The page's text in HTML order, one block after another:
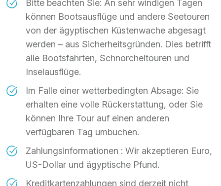
Bitte beachten Sie: An sehr windigen Tagen
können Bootsausflüge und andere Seetouren
von der ägyptischen Küstenwache abgesagt
werden – aus Sicherheitsgründen. Dies betrifft
alle Bootsfahrten, Schnorcheltouren und
Inselausflüge.
Im Falle einer wetterbedingten Absage: Sie
erhalten eine volle Rückerstattung, oder Sie
können Ihre Tour auf einen anderen
verfügbaren Tag umbuchen.
Zahlungsinformationen : Wir akzeptieren Euro,
US-Dollar und ägyptische Pfund.
Kreditkartenzahlungen sind derzeit nicht